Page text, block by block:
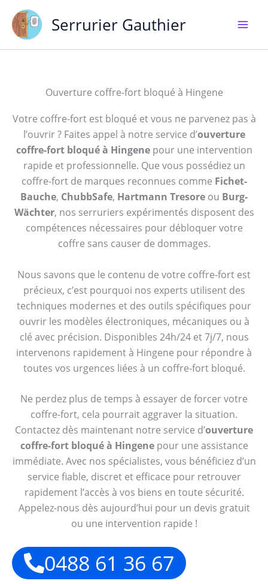
contenu
Serrurier Gauthier
Ouverture coffre-fort bloqué à Hingene
Votre coffre-fort est bloqué et vous ne parvenez pas à
l’ouvrir ? Faites appel à notre service d’ouverture
coffre-fort bloqué à Hingenepour une intervention
rapide et professionnelle. Que vous possédiez un
coffre-fort de marques reconnues comme Fichet-
Bauche, ChubbSafe, Hartmann Tresore ou Burg-
Wächter, nos serruriers expérimentés disposent des
compétences nécessaires pour débloquer votre
coffre sans causer de dommages.
Nous savons que le contenu de votre coffre-fort est
précieux, c’est pourquoi nos experts utilisent des
techniques modernes et des outils spécifiques pour
ouvrir les modèles électroniques, mécaniques ou à
clé avec précision. Disponibles 24h/24 et 7j/7, nous
intervenons rapidement à Hingene pour répondre à
toutes vos urgences liées à un coffre-fort bloqué.
Ne perdez plus de temps à essayer de forcer votre
coffre-fort, cela pourrait aggraver la situation.
Contactez dès maintenant notre service d’ouverture
coffre-fort bloqué à Hingenepour une assistance
immédiate. Avec nos spécialistes, vous bénéficiez d’un
service fiable, discret et efficace pour retrouver
rapidement l’accès à vos biens en toute sécurité.
Appelez-nous dès aujourd’hui pour un devis gratuit
ou une intervention rapide !
0488 61 36 67